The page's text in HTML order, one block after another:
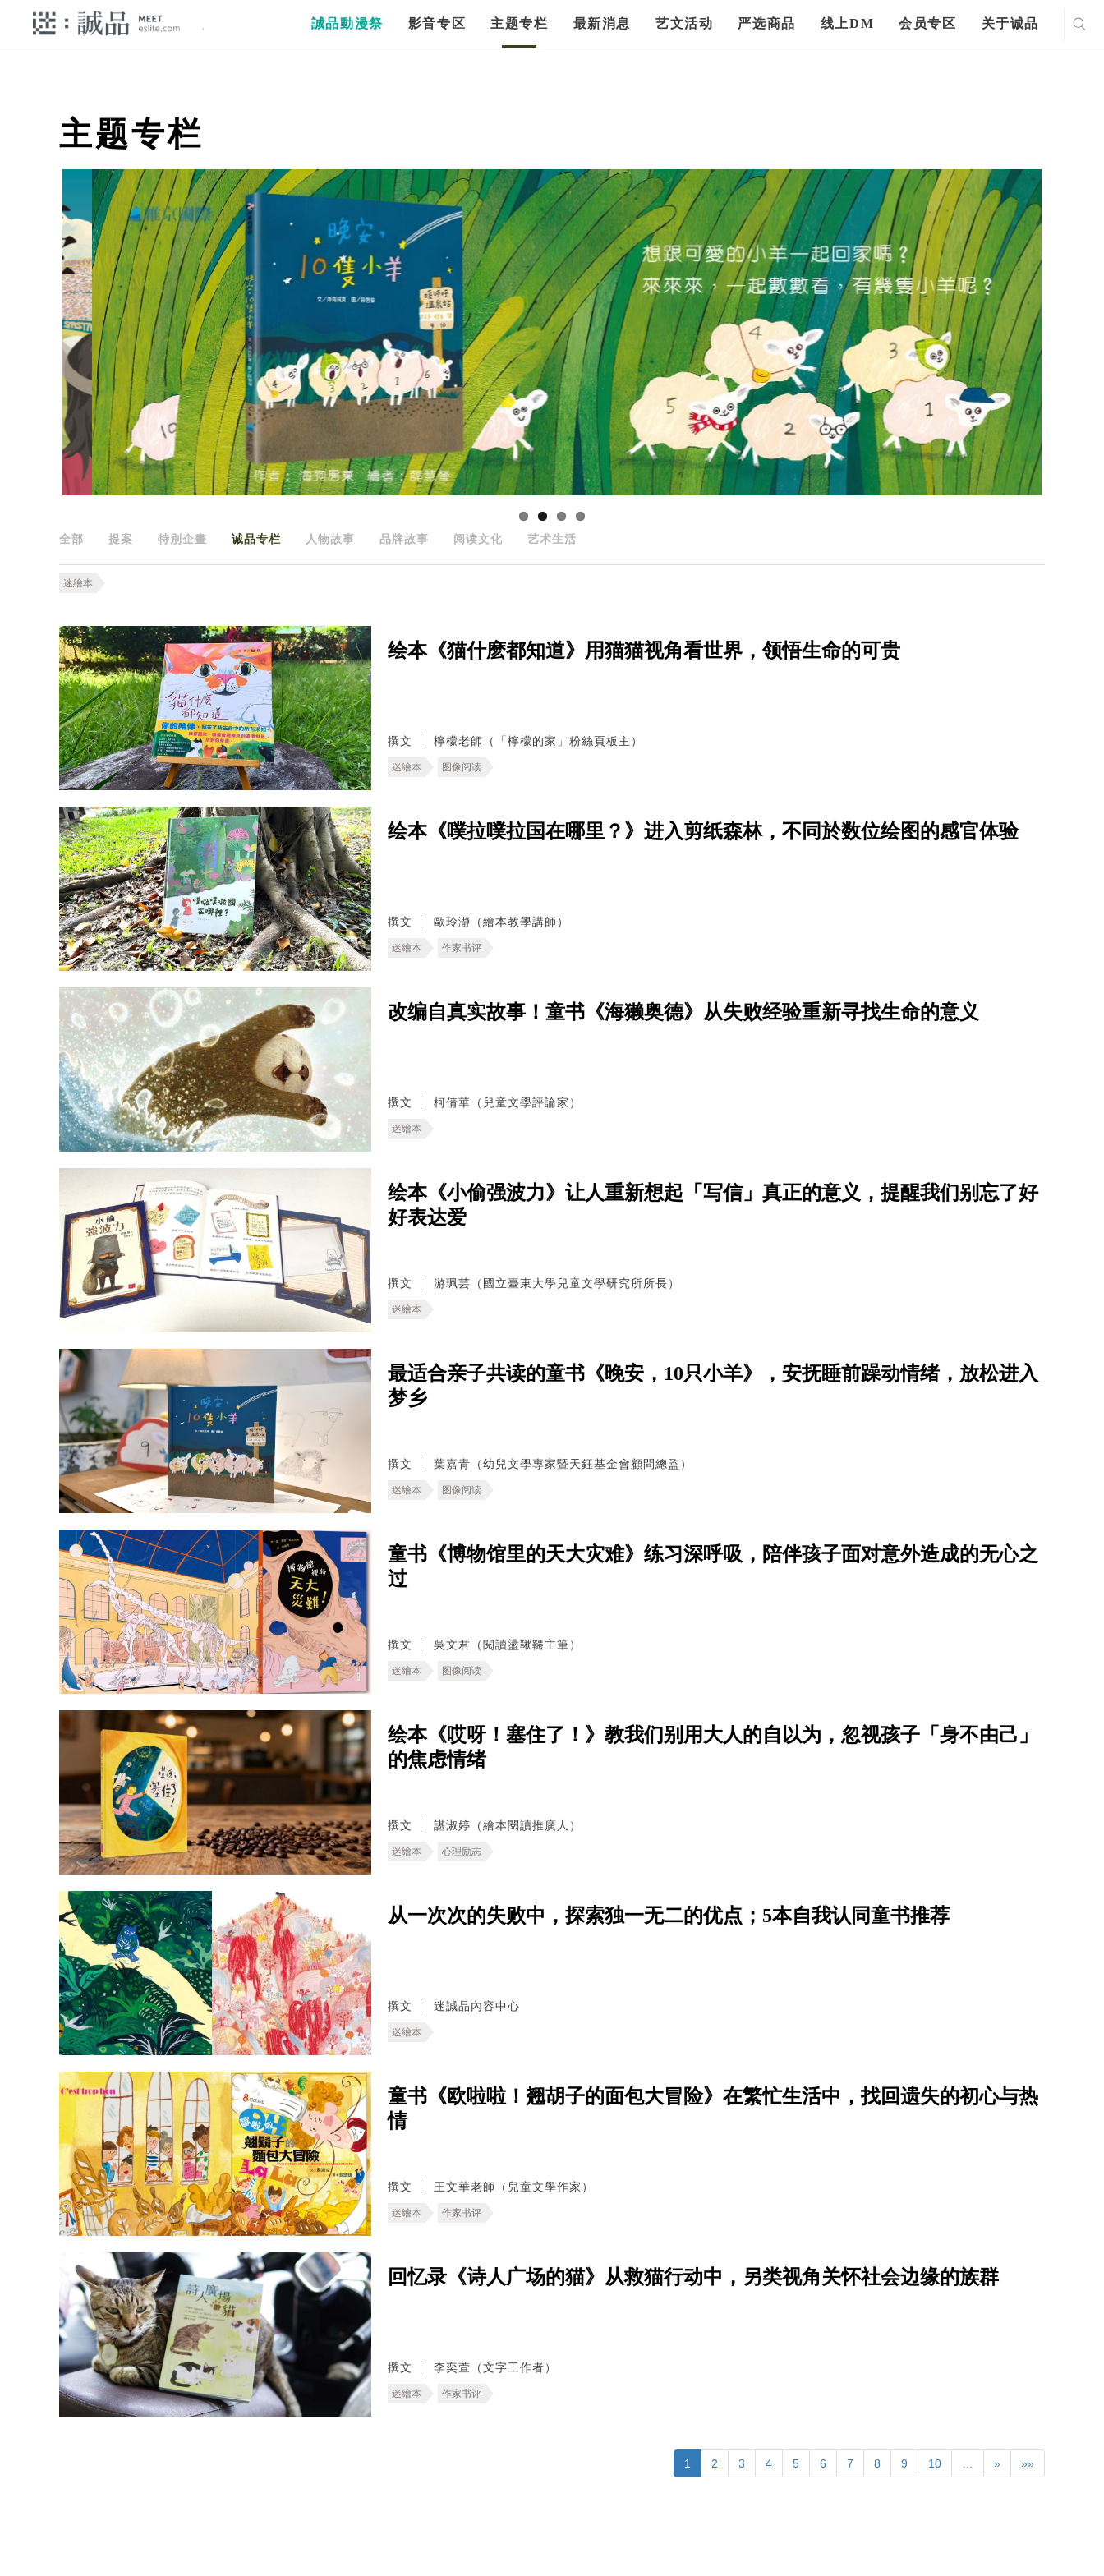
誠品動漫祭 影音专区 主题专栏 最新消息 艺文活动 严选商品 线上DM 会员专区 关于诚品
主题专栏
全部 提案 特別企畫 诚品专栏 人物故事 品牌故事 阅读文化 艺术生活
迷繪本
绘本《猫什麽都知道》用猫猫视角看世界，领悟生命的可贵
撰文 檸檬老師（「檸檬的家」粉絲頁板主）
迷繪本 图像阅读
绘本《噗拉噗拉国在哪里？》进入剪纸森林，不同於数位绘图的感官体验
撰文 歐玲瀞（繪本教學講師）
迷繪本 作家书评
改编自真实故事！童书《海獭奥德》从失败经验重新寻找生命的意义
撰文 柯倩華（兒童文學評論家）
迷繪本
绘本《小偷强波力》让人重新想起「写信」真正的意义，提醒我们别忘了好
好表达爱
撰文 游珮芸（國立臺東大學兒童文學研究所所長）
迷繪本
最适合亲子共读的童书《晚安，10只小羊》，安抚睡前躁动情绪，放松进入
梦乡
撰文 葉嘉青（幼兒文學專家暨天鈺基金會顧問總監）
迷繪本 图像阅读
童书《博物馆里的天大灾难》练习深呼吸，陪伴孩子面对意外造成的无心之
过
撰文 吳文君（閱讀盪鞦韆主筆）
迷繪本 图像阅读
绘本《哎呀！塞住了！》教我们别用大人的自以为，忽视孩子「身不由己」
的焦虑情绪
撰文 諶淑婷（繪本閱讀推廣人）
迷繪本 心理励志
从一次次的失败中，探索独一无二的优点；5本自我认同童书推荐
撰文 迷誠品內容中心
迷繪本
童书《欧啦啦！翘胡子的面包大冒险》在繁忙生活中，找回遗失的初心与热
情
撰文 王文華老師（兒童文學作家）
迷繪本 作家书评
回忆录《诗人广场的猫》从救猫行动中，另类视角关怀社会边缘的族群
撰文 李奕萱（文字工作者）
迷繪本 作家书评
1 2 3 4 5 6 7 8 9 10 … » »»